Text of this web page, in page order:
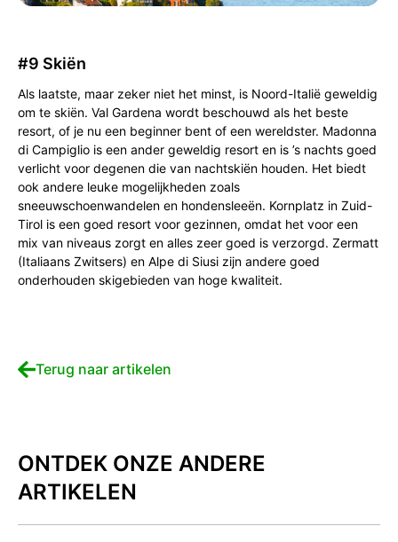
#9 Skiën
Als laatste, maar zeker niet het minst, is Noord-Italië geweldig
om te skiën. Val Gardena wordt beschouwd als het beste
resort, of je nu een beginner bent of een wereldster. Madonna
di Campiglio is een ander geweldig resort en is ’s nachts goed
verlicht voor degenen die van nachtskiën houden. Het biedt
ook andere leuke mogelijkheden zoals
sneeuwschoenwandelen en hondensleeën. Kornplatz in Zuid-
Tirol is een goed resort voor gezinnen, omdat het voor een
mix van niveaus zorgt en alles zeer goed is verzorgd. Zermatt
(Italiaans Zwitsers) en Alpe di Siusi zijn andere goed
onderhouden skigebieden van hoge kwaliteit.
Terug naar artikelen
ONTDEK ONZE ANDERE
ARTIKELEN